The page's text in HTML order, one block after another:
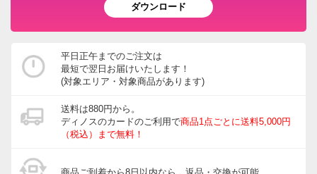
ダウンロード
平日正午までのご注文は
最短で翌日お届けいたします！
(対象エリア・対象商品があります)
送料は880円から。
ディノスのカードのご利用で商品1点ごとに送料5,000円
（税込）まで無料！